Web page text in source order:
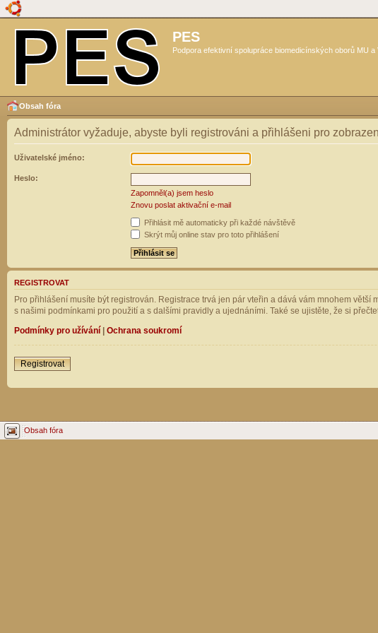
PES
Podpora efektivní spolupráce biomedicínských oborů MU
Obsah fóra
Administrátor vyžaduje, abyste byli registrováni a přihlášeni pro
Uživatelské jméno:
Heslo:
Zapomněl(a) jsem heslo
Znovu poslat aktivační e-mail
Přihlásit mě automaticky při každé návštěvě
Skrýt můj online stav pro toto přihlášení
REGISTROVAT
Pro přihlášení musíte být registrován. Registrace trvá jen pár vteřin a dává vám mnohem
s našimi podmínkami pro použití a s dalšími pravidly a ujednáními. Také se ujistěte, že si
Podmínky pro užívání | Ochrana soukromí
Registrovat
Obsah fóra